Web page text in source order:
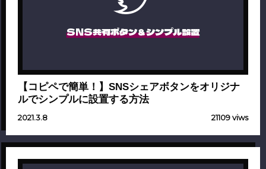
SNS共有ボタン＆シンプル設置
【コピペで簡単！】SNSシェアボタンをオリジナ
ルでシンプルに設置する方法
2021.3.8 21109 viws